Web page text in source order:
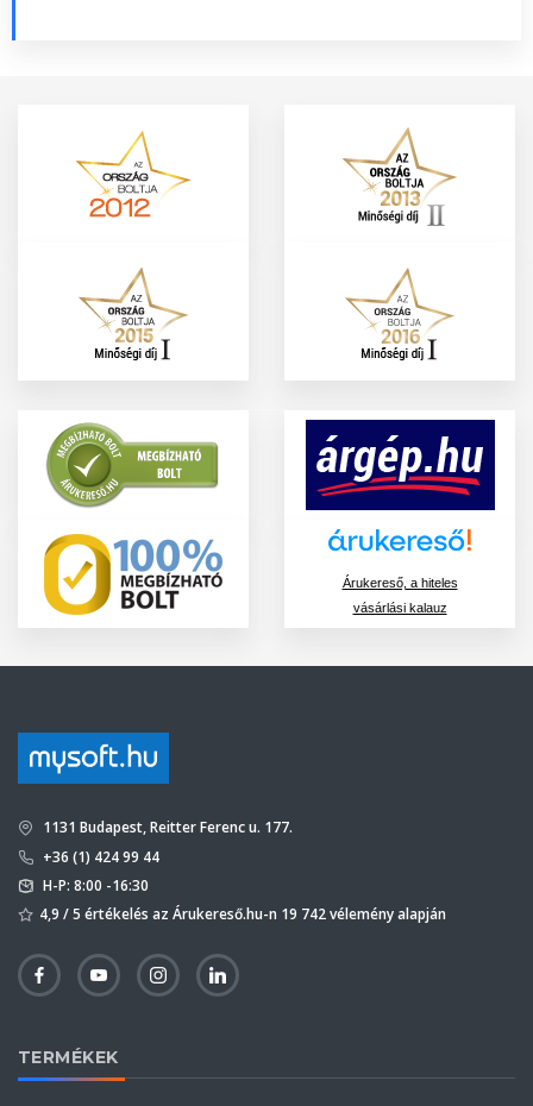
Árukereső, a hiteles
vásárlási kalauz
1131 Budapest, Reitter Ferenc u. 177.
+36 (1) 424 99 44
H-P: 8:00 -16:30
4,9 / 5 értékelés az Árukereső.hu-n 19 742 vélemény alapján
TERMÉKEK